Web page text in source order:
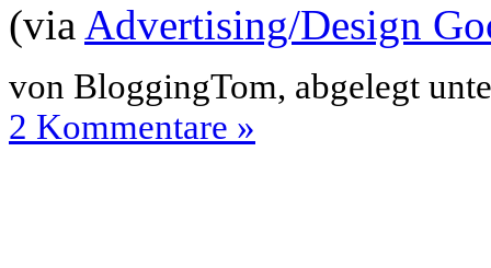
(via Advertising/Design
von BloggingTom, abgelegt
2 Kommentare »